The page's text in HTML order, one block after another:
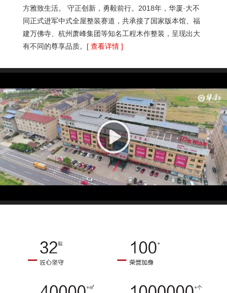
方雅致生活。 守正创新，勇毅前行。2018年，华厦·大不
同正式进军中式全屋整装赛道，共承接了国家版本馆、福
建万佛寺、杭州萧峰集团等知名工程木作整装，呈现出大
有不同的尊享品质。 [ 查看详情 ]